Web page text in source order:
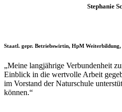
Stephanie
Staatl. gepr. Betriebswirtin, HpM
„Meine langjährige Verbundenheit
Einblick in die wertvolle Arbeit
im Vorstand der Naturschule
können.“